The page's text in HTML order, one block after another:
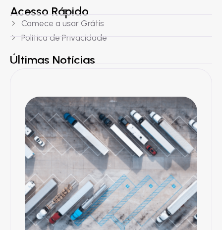
Acesso Rápido
Comece a usar Grátis
Política de Privacidade
Últimas Notícias